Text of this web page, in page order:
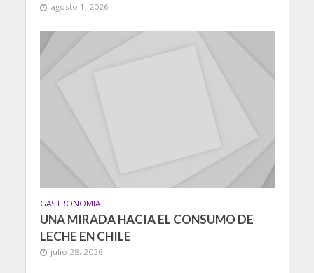
agosto 1, 2026
GASTRONOMIA
UNA MIRADA HACIA EL CONSUMO DE
LECHE EN CHILE
julio 28, 2026